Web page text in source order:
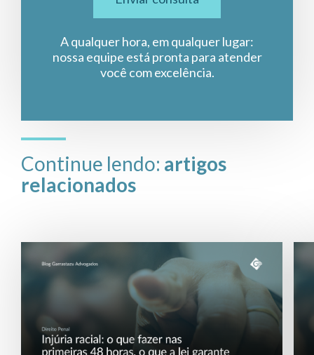
A qualquer hora, em qualquer lugar:
nossa equipe está pronta para atender
você com excelência.
Continue lendo: artigos
relacionados